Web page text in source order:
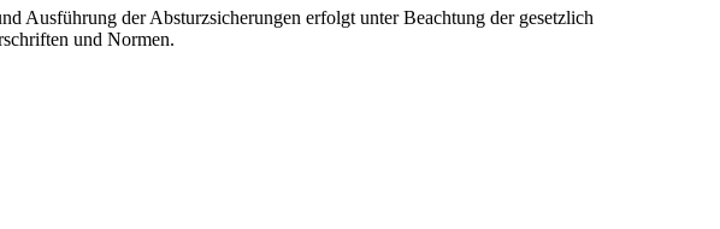
Ausführung der Absturzsicherungen erfolgt unter Beachtung der gesetzlich
und Normen.